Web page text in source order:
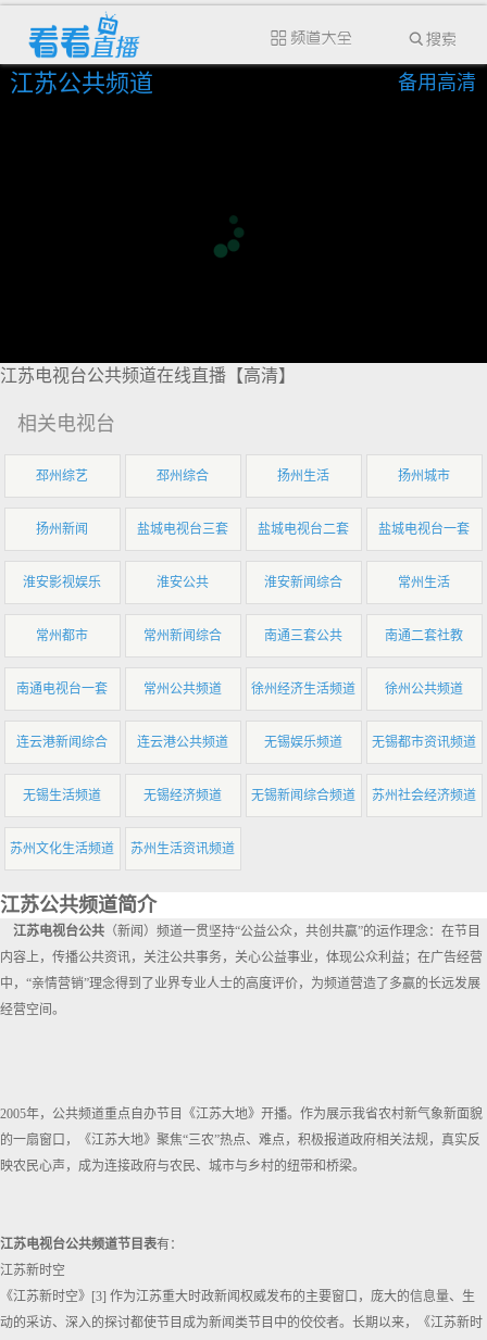
江苏公共频道 备用高清
江苏电视台公共频道在线直播【高清】
相关电视台
邳州综艺 邳州综合 扬州生活 扬州城市
扬州新闻 盐城电视台三套 盐城电视台二套 盐城电视台一套
淮安影视娱乐 淮安公共 淮安新闻综合 常州生活
常州都市 常州新闻综合 南通三套公共 南通二套社教
南通电视台一套 常州公共频道 徐州经济生活频道 徐州公共频道
连云港新闻综合 连云港公共频道 无锡娱乐频道 无锡都市资讯频道
无锡生活频道 无锡经济频道 无锡新闻综合频道 苏州社会经济频道
苏州文化生活频道 苏州生活资讯频道
江苏公共频道简介
江苏电视台公共 （新闻）频道一贯坚持“公益公众，共创共赢”的运作理念：在节目
内容上，传播公共资讯，关注公共事务，关心公益事业，体现公众利益；在广告经营
中，“亲情营销”理念得到了业界专业人士的高度评价，为频道营造了多赢的长远发展
经营空间。
2005年，公共频道重点自办节目《江苏大地》开播。作为展示我省农村新气象新面貌
的一扇窗口，《江苏大地》聚焦“三农”热点、难点，积极报道政府相关法规，真实反
映农民心声，成为连接政府与农民、城市与乡村的纽带和桥梁。
江苏电视台公共频道节目表有：
江苏新时空
《江苏新时空》[3] 作为江苏重大时政新闻权威发布的主要窗口，庞大的信息量、生
动的采访、深入的探讨都使节目成为新闻类节目中的佼佼者。长期以来，《江苏新时